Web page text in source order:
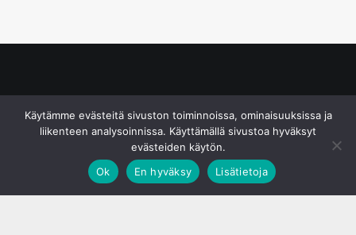
Käytämme evästeitä sivuston toiminnoissa, ominaisuuksissa ja
liikenteen analysoinnissa. Käyttämällä sivustoa hyväksyt
evästeiden käytön.
Ok
En hyväksy Lisätietoja